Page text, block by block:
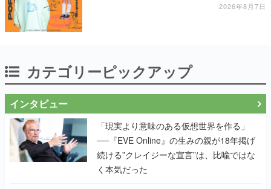
2026年8月7日
カテゴリーピックアップ
インタビュー
「現実より意味のある仮想世界を作る」
──『EVE Online』の生みの親が18年掲げ
続ける”クレイジーな宣言”は、比喩ではな
く本気だった